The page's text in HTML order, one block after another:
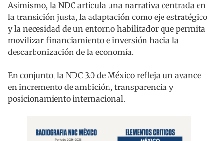
Asimismo, la NDC articula una narrativa centrada en
la transición justa, la adaptación como eje estratégico
y la necesidad de un entorno habilitador que permita
movilizar financiamiento e inversión hacia la
descarbonización de la economía.
En conjunto, la NDC 3.0 de México refleja un avance
en incremento de ambición, transparencia y
posicionamiento internacional.